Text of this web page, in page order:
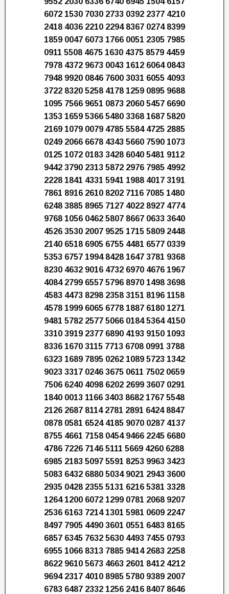
6072 1530 7030 2733 0392 2377 4210
2418 4036 2210 2294 8367 0274 8399
1859 0047 6073 1766 0051 2305 7985
0911 5508 4675 1630 4375 8579 4459
7978 4372 9673 0043 1612 6064 0843
7948 9920 0846 7600 3031 6055 4093
3722 8320 5258 4178 1259 0895 9688
1095 7566 9651 0873 2060 5457 6690
1353 1659 5366 5480 3368 1687 5820
2169 1079 0079 4785 5584 4725 2885
0249 2066 6678 4343 5660 7590 1073
0125 1072 0183 3428 6040 5481 9112
9442 3790 2313 5872 2976 7985 4992
2228 1841 4331 5941 1988 4017 3191
7861 8916 2610 8202 7116 7085 1480
6248 3885 8965 7127 4022 8927 4774
9768 1056 0462 5807 8667 0633 3640
4526 3530 2007 9525 1715 5809 2448
2140 6518 6905 6755 4481 6577 0339
5353 6757 1994 8428 1647 3781 9368
8230 4632 9016 4732 6970 4676 1967
4084 2799 6557 5796 8970 1498 3698
4583 4473 8298 2358 3151 8196 1158
4578 1999 6065 6778 1887 6180 1271
9481 5782 2577 5066 0184 5364 4150
3310 3919 2377 6890 4193 9150 1093
8336 1670 3115 7713 6708 0991 3788
6323 1689 7895 0262 1089 5723 1342
9023 3317 0246 3675 0611 7502 0659
7506 6240 4098 6202 2699 3607 0291
1840 0013 1166 3403 8682 1767 5548
2126 2687 8114 2781 2891 6424 8847
0878 0581 6524 4185 9070 0287 4137
8755 4661 7158 0454 9466 2245 6680
4786 7226 7146 5111 5669 4260 6288
6985 2183 5097 5591 8253 9963 3423
5083 6432 6880 5034 9021 2943 3600
2935 0428 2355 5131 6216 5381 3328
1264 1200 6072 1299 0781 2068 9207
2536 6163 7214 1301 5981 0609 2247
8497 7905 4490 3601 0551 6483 8165
6857 6345 7632 5630 4493 7455 0793
6955 1066 8313 7885 9414 2683 2258
8622 9610 5673 4663 2601 8412 4212
9694 2317 4010 8985 5780 9389 2007
6783 6487 2332 1256 2416 8407 8646